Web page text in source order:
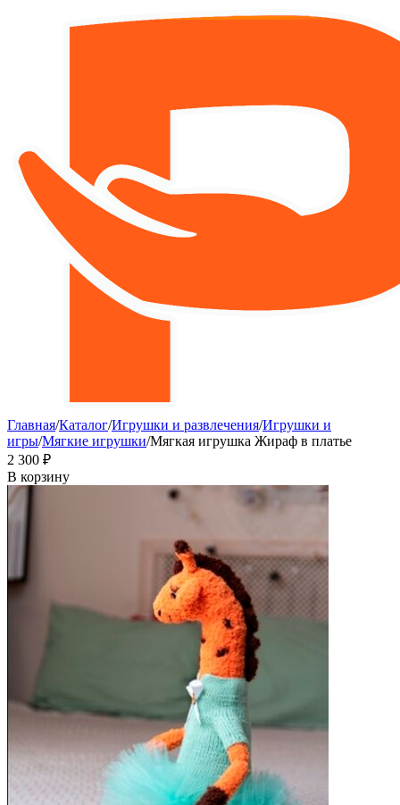
Главная/Каталог/Игрушки и развлечения/Игрушки и
игры/Мягкие игрушки/Мягкая игрушка Жираф в платье
2 300 ₽
В корзину